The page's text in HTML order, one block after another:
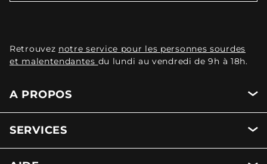
Retrouvez notre service pour les personnes sourdes
et malentendantes du lundi au vendredi de 9h à 18h.
A PROPOS
SERVICES